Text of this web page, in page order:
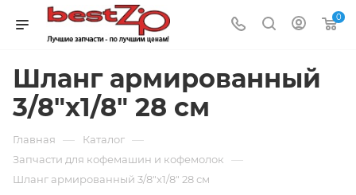
0
Шланг армированный
3/8"x1/8" 28 см
Главная — Каталог —
Запчасти для кофемашин и кофемолок —
Шланг армированный 3/8"x1/8" 28 см